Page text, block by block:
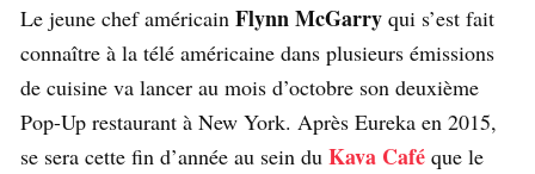
Le jeune chef américain Flynn McGarry qui s’est fait
connaître à la télé américaine dans plusieurs émissions
de cuisine va lancer au mois d’octobre son deuxième
Pop-Up restaurant à New York. Après Eureka en 2015,
se sera cette fin d’année au sein du Kava Café que le